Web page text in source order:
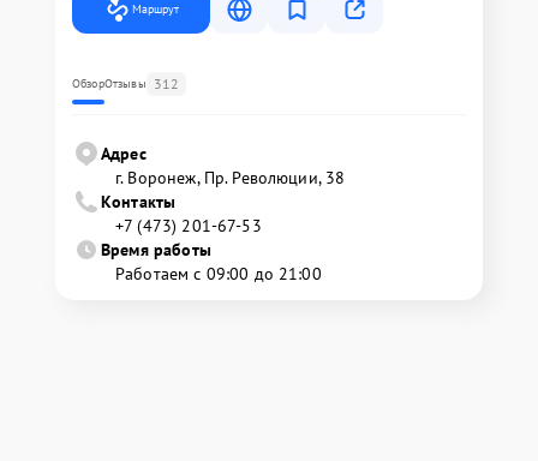
Маршрут
ОбзорОтзывы 312
Адрес
г. Воронеж, Пр. Революции, 38
Контакты
+7 (473) 201-67-53
Время работы
Работаем с 09:00 до 21:00